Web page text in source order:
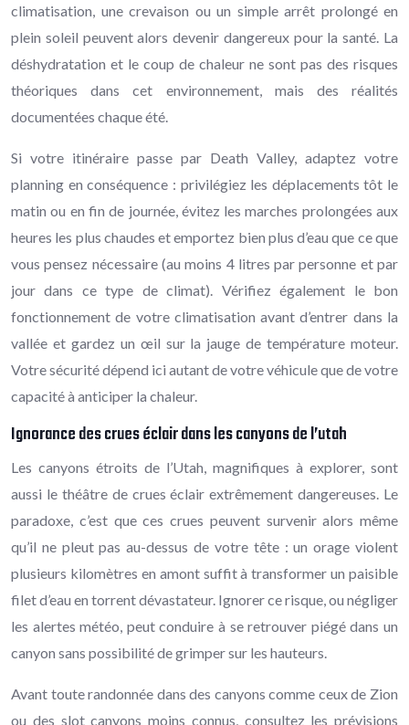
climatisation, une crevaison ou un simple arrêt prolongé en
plein soleil peuvent alors devenir dangereux pour la santé. La
déshydratation et le coup de chaleur ne sont pas des risques
théoriques dans cet environnement, mais des réalités
documentées chaque été.
Si votre itinéraire passe par Death Valley, adaptez votre
planning en conséquence : privilégiez les déplacements tôt le
matin ou en fin de journée, évitez les marches prolongées aux
heures les plus chaudes et emportez bien plus d’eau que ce que
vous pensez nécessaire (au moins 4 litres par personne et par
jour dans ce type de climat). Vérifiez également le bon
fonctionnement de votre climatisation avant d’entrer dans la
vallée et gardez un œil sur la jauge de température moteur.
Votre sécurité dépend ici autant de votre véhicule que de votre
capacité à anticiper la chaleur.
Ignorance des crues éclair dans les canyons de l’utah
Les canyons étroits de l’Utah, magnifiques à explorer, sont
aussi le théâtre de crues éclair extrêmement dangereuses. Le
paradoxe, c’est que ces crues peuvent survenir alors même
qu’il ne pleut pas au-dessus de votre tête : un orage violent
plusieurs kilomètres en amont suffit à transformer un paisible
filet d’eau en torrent dévastateur. Ignorer ce risque, ou négliger
les alertes météo, peut conduire à se retrouver piégé dans un
canyon sans possibilité de grimper sur les hauteurs.
Avant toute randonnée dans des canyons comme ceux de Zion
ou des slot canyons moins connus, consultez les prévisions